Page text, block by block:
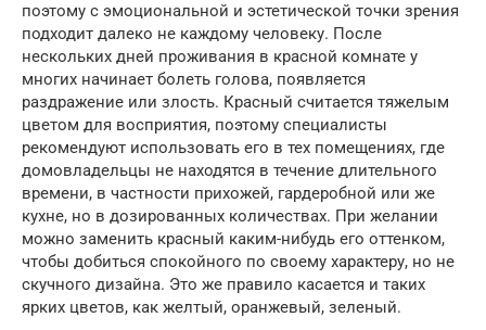
поэтому с эмоциональной и эстетической точки зрения
подходит далеко не каждому человеку. После
нескольких дней проживания в красной комнате у
многих начинает болеть голова, появляется
раздражение или злость. Красный считается тяжелым
цветом для восприятия, поэтому специалисты
рекомендуют использовать его в тех помещениях, где
домовладельцы не находятся в течение длительного
времени, в частности прихожей, гардеробной или же
кухне, но в дозированных количествах. При желании
можно заменить красный каким-нибудь его оттенком,
чтобы добиться спокойного по своему характеру, но не
скучного дизайна. Это же правило касается и таких
ярких цветов, как желтый, оранжевый, зеленый.